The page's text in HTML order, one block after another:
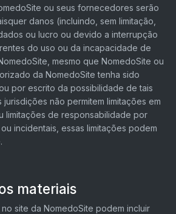
ou seus fornecedores serão
danos (incluindo, sem limitação,
ou lucro ou devido a interrupção
do uso ou da incapacidade de
mesmo que NomedoSite ou
da NomedoSite tenha sido
por escrito da possibilidade de tais
jurisdições não permitem limitações em
limitações de responsabilidade por
incidentais, essas limitações podem
materiais
site da NomedoSite podem incluir